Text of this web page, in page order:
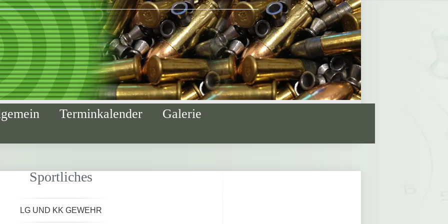
Terminkalender Galerie
Sportliches
LG UND KK GEWEHR